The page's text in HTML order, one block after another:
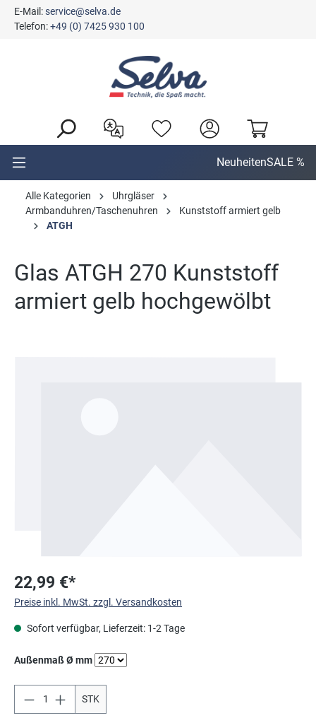
springen
E-Mail:service@selva.de
Telefon:+49 (0) 7425 930 100
NeuheitenSALE %
Alle Kategorien
Uhrgläser
Armbanduhren/Taschenuhren
Kunststoff armiert gelb
ATGH
Glas ATGH 270 Kunststoff
armiert gelb hochgewölbt
22,99 €*
Preise inkl. MwSt. zzgl. Versandkosten
Sofort verfügbar, Lieferzeit: 1-2 Tage
Außenmaß Ø mmauswählen
STK